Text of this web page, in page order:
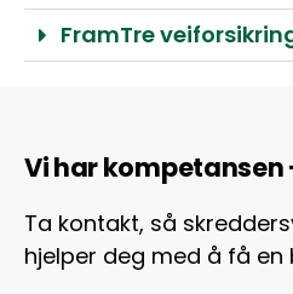
FramTre
Vi har kompetansen
Ta kontakt, så
hjelper deg med å få en